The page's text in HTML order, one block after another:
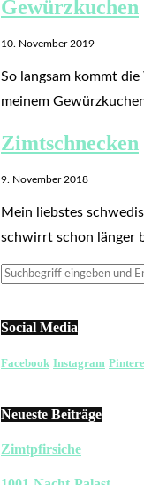
Gewürzkuchen
10. November 2019
So langsam kommt
meinem
Zimtschnecken
9. November 2018
Mein liebstes
schwirrt schon länger
Social Media
Facebook Instagram
Neueste Beiträge
Zimtpfirsiche